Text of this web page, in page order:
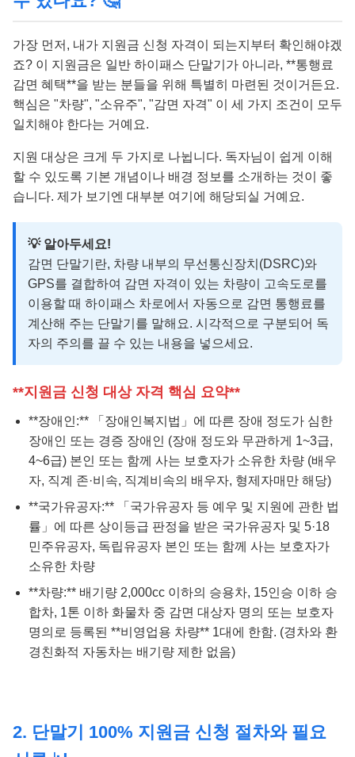
가장 먼저, 내가 지원금 신청 자격이 되는지부터 확인해야겠
죠? 이 지원금은 일반 하이패스 단말기가 아니라, **통행료
감면 혜택**을 받는 분들을 위해 특별히 마련된 것이거든요.
핵심은 "차량", "소유주", "감면 자격" 이 세 가지 조건이 모두
일치해야 한다는 거예요.
지원 대상은 크게 두 가지로 나뉩니다. 독자님이 쉽게 이해
할 수 있도록 기본 개념이나 배경 정보를 소개하는 것이 좋
습니다. 제가 보기엔 대부분 여기에 해당되실 거예요.
💡 알아두세요!
감면 단말기란, 차량 내부의 무선통신장치(DSRC)와
GPS를 결합하여 감면 자격이 있는 차량이 고속도로를
이용할 때 하이패스 차로에서 자동으로 감면 통행료를
계산해 주는 단말기를 말해요. 시각적으로 구분되어 독
자의 주의를 끌 수 있는 내용을 넣으세요.
**지원금 신청 대상 자격 핵심 요약**
**장애인:** 「장애인복지법」에 따른 장애 정도가 심한
장애인 또는 경증 장애인 (장애 정도와 무관하게 1~3급,
4~6급) 본인 또는 함께 사는 보호자가 소유한 차량 (배우
자, 직계 존·비속, 직계비속의 배우자, 형제자매만 해당)
**국가유공자:** 「국가유공자 등 예우 및 지원에 관한 법
률」에 따른 상이등급 판정을 받은 국가유공자 및 5·18
민주유공자, 독립유공자 본인 또는 함께 사는 보호자가
소유한 차량
**차량:** 배기량 2,000cc 이하의 승용차, 15인승 이하 승
합차, 1톤 이하 화물차 중 감면 대상자 명의 또는 보호자
명의로 등록된 **비영업용 차량** 1대에 한함. (경차와 환
경친화적 자동차는 배기량 제한 없음)
2. 단말기 100% 지원금 신청 절차와 필요